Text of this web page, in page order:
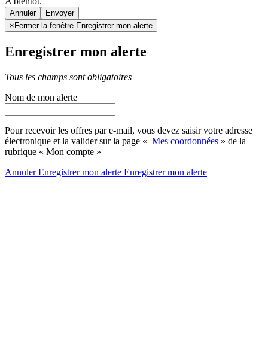
Annuler
× Fermer la fenêtre Enregistrer mon alerte
Enregistrer mon alerte
Tous les champs sont obligatoires
Nom de mon alerte
Pour recevoir les offres par e-mail, vous devez saisir votre adresse
électronique et la valider sur la page « Mes coordonnées » de la
rubrique « Mon compte »
AnnulerEnregistrer mon alerte Enregistrermon alerte